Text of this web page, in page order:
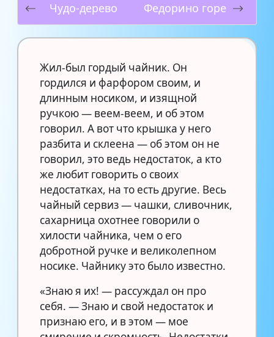
Чудо-дерево Федорино горе
Жил-был гордый чайник. Он
гордился и фарфором своим, и
длинным носиком, и изящной
ручкою — веем-веем, и об этом
говорил. А вот что крышка у него
разбита и склеена — об этом он не
говорил, это ведь недостаток, а кто
же любит говорить о своих
недостатках, на то есть другие. Весь
чайный сервиз — чашки, сливочник,
сахарница охотнее говорили о
хилости чайника, чем о его
добротной ручке и великолепном
носике. Чайнику это было известно.
«Знаю я их! — рассуждал он про
себя. — Знаю и свой недостаток и
признаю его, и в этом — мое